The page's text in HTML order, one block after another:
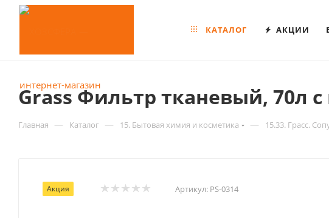
КАТАЛОГ АКЦИИ
Grass Фильтр тканевый, 70л
Главная — Каталог — 15. Бытовая химия и косметика — 15.33. Грасс.
Акция Артикул: PS-0314